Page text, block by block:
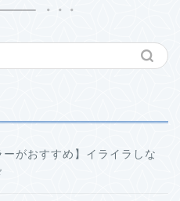
ーがおすすめ】イライラしな